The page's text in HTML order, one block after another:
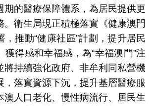
期的醫療保障體系，為居民提供更
。衛生局現正積極落實《健康澳門
，推動“健康社區”計劃，提升居民
獲得感和幸福感，為“幸福澳門”注
將持續強化政府、非牟利同私營機
，落實資源下沉，提升基層醫療服
澳人口老化、慢性病流行、居民生